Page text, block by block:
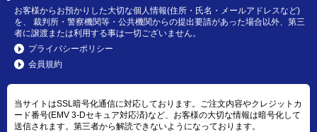
お客様からお預かりした大切な個人情報(住所・氏名・メールアドレスなど)
を、 裁判所・警察機関等・公共機関からの提出要請があった場合以外、第三
者に譲渡または利用する事は一切ございません。
プライバシーポリシー
会員規約
当サイトはSSL暗号化通信に対応しております。ご注文内容やクレジットカ
ード番号(EMV 3-Dセキュア対応済)など、お客様の大切な情報は暗号化して
送信されます。第三者から解読できないようになっております。